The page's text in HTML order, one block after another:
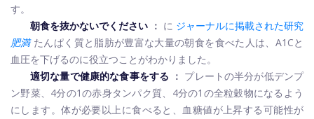
す。
朝食を抜かないでください ： に ジャーナルに掲載された研究
肥満 たんぱく質と脂肪が豊富な大量の朝食を食べた人は、A1Cと
血圧を下げるのに役立つことがわかりました。
適切な量​​で健康的な食事をする ： プレートの半分が低デンプ
ン野菜、4分の1の赤身タンパク質、4分の1の全粒穀物になるよう
にします。体が必要以上に食べると、血糖値が上昇する可能性が